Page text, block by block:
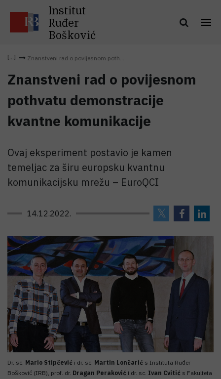
Institut
Ruđer
Bošković
Znanstveni rad o povijesnom poth...
Znanstveni rad o povijesnom
pothvatu demonstracije
kvantne komunikacije
Ovaj eksperiment postavio je kamen
temeljac za širu europsku kvantnu
komunikacijsku mrežu – EuroQCI
14.12.2022.
Dr. sc. Mario Stipčević i dr. sc. Martin Lončarić s Instituta Ruđer
Bošković (IRB), prof. dr. Dragan Peraković i dr. sc. Ivan Cvitić s Fakulteta